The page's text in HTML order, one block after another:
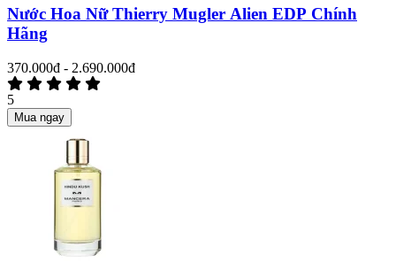
Nước Hoa Nữ Thierry Mugler Alien EDP Chính
Hãng
370.000đ - 2.690.000đ
5
Mua ngay